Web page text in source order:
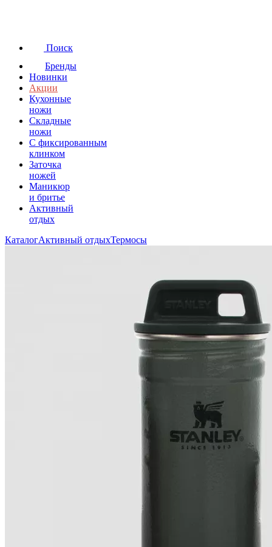
Поиск
Бренды
Новинки
Акции
Кухонные
ножи
Складные
ножи
C фиксированным
клинком
Заточка
ножей
Маникюр
и бритье
Активный
отдых
КаталогАктивный отдыхТермосы